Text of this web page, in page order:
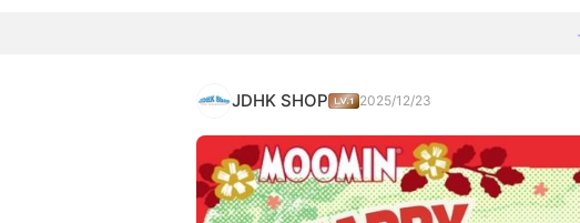
JDHK SHOP 2025/12/23